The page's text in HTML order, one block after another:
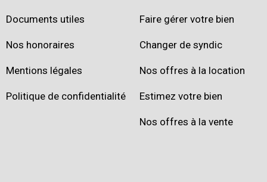
Documents utiles
Nos honoraires
Mentions légales
Politique de confidentialité
Faire gérer votre bien
Changer de syndic
Nos offres à la location
Estimez votre bien
Nos offres à la vente